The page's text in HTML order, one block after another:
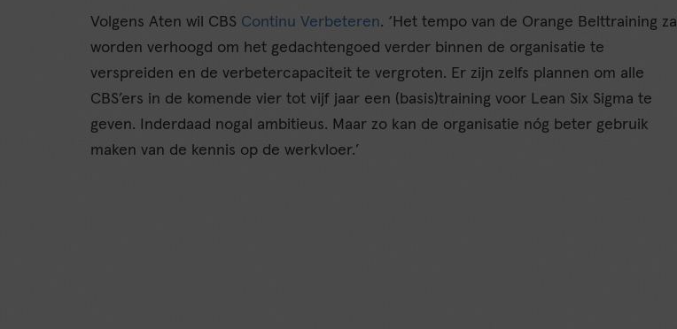
Volgens Aten wil CBS Continu Verbeteren. ‘Het tempo van de Orange Belttraining zal
worden verhoogd om het gedachtengoed verder binnen de organisatie te
verspreiden en de verbetercapaciteit te vergroten. Er zijn zelfs plannen om alle
CBS’ers in de komende vier tot vijf jaar een (basis)training voor Lean Six Sigma te
geven. Inderdaad nogal ambitieus. Maar zo kan de organisatie nóg beter gebruik
maken van de kennis op de werkvloer.’